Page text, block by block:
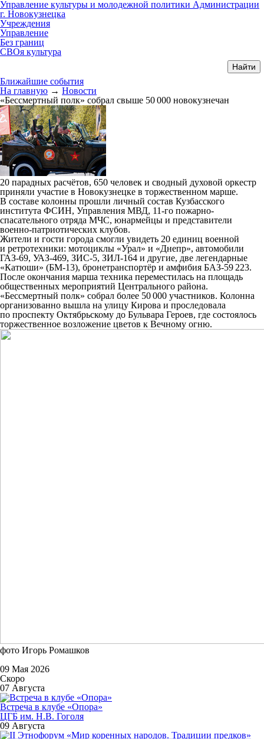
Управление культуры и молодежной политики Администрации
г. Новокузнецка
Учреждения
Управление
Без границ
СВОя культура
Ближайшие события
На главную → Новости
«Бессмертный полк» собрал свыше 50 000 новокузнечан
20 парадных расчётов, 650 человек и сводный духовой оркестр
приняли участие в Новокузнецке в торжественном марше.
В составе колонны прошли личный состав Кузбасского
института ФСИН, Управления МВД, 11-го пожарно-
спасательного отряда МЧС, юнармейцы и представители
военно-патриотических клубов.
Жители и гости города смогли увидеть 20 единиц военной
и ретротехники: мотоциклы «Урал» и «Днепр», автомобили
ГАЗ-69, УАЗ-469, ЗИС-5, ЗИЛ-164 и другие, две легендарные
«Катюши» (БМ-13), бронетранспортёр и амфибия БАЗ-59 223.
После окончания марша техника переместилась на площадь
общественных мероприятий Центрального района.
«Бессмертный полк» собрал более 50 000 участников. Колонна
организованно вышла на улицу Кирова и проследовала
по проспекту Октябрьскому до Бульвара Героев, где состоялось
торжественное возложение цветов к Вечному огню.
фото Игорь Ромашков
09 Мая 2026
Скоро
07 Августа
Встреча в клубе «Опора»
ЦГБ им. Н.В. Гоголя
09 Августа